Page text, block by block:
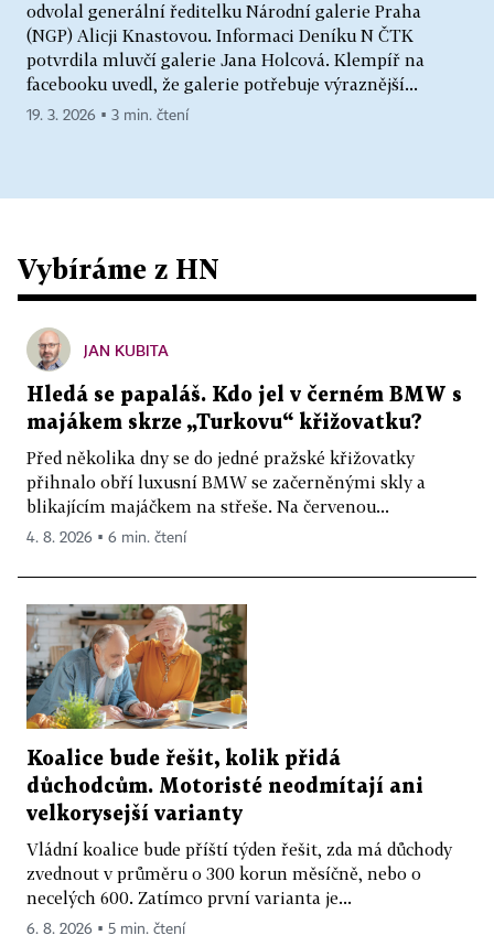
odvolal generální ředitelku Národní galerie Praha
(NGP) Alicji Knastovou. Informaci Deníku N ČTK
potvrdila mluvčí galerie Jana Holcová. Klempíř na
facebooku uvedl, že galerie potřebuje výraznější...
19. 3. 2026 ▪ 3 min. čtení
Vybíráme z HN
JAN KUBITA
Hledá se papaláš. Kdo jel v černém BMW s
majákem skrze „Turkovu“ křižovatku?
Před několika dny se do jedné pražské křižovatky
přihnalo obří luxusní BMW se začerněnými skly a
blikajícím majáčkem na střeše. Na červenou...
4. 8. 2026 ▪ 6 min. čtení
Koalice bude řešit, kolik přidá
důchodcům. Motoristé neodmítají ani
velkorysejší varianty
Vládní koalice bude příští týden řešit, zda má důchody
zvednout v průměru o 300 korun měsíčně, nebo o
necelých 600. Zatímco první varianta je...
6. 8. 2026 ▪ 5 min. čtení